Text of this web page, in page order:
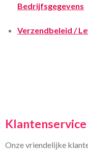
Bedrijfsgegevens
Verzendbeleid /
Klantenservice
Onze vriendelijke